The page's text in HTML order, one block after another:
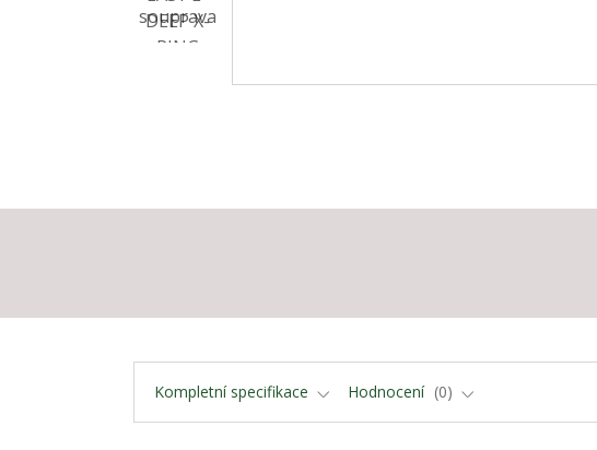
Kompletní specifikace Hodnocení 0